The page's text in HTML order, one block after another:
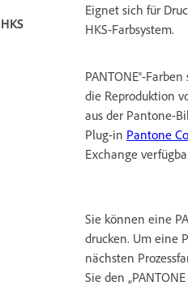
HKS
Eignet sich für
HKS-Farbsystem.
PANTONE®-
die Reproduktion
aus der Pantone-
Plug-in Pantone
Exchange
Sie können eine
drucken. Um eine
nächsten
Sie den